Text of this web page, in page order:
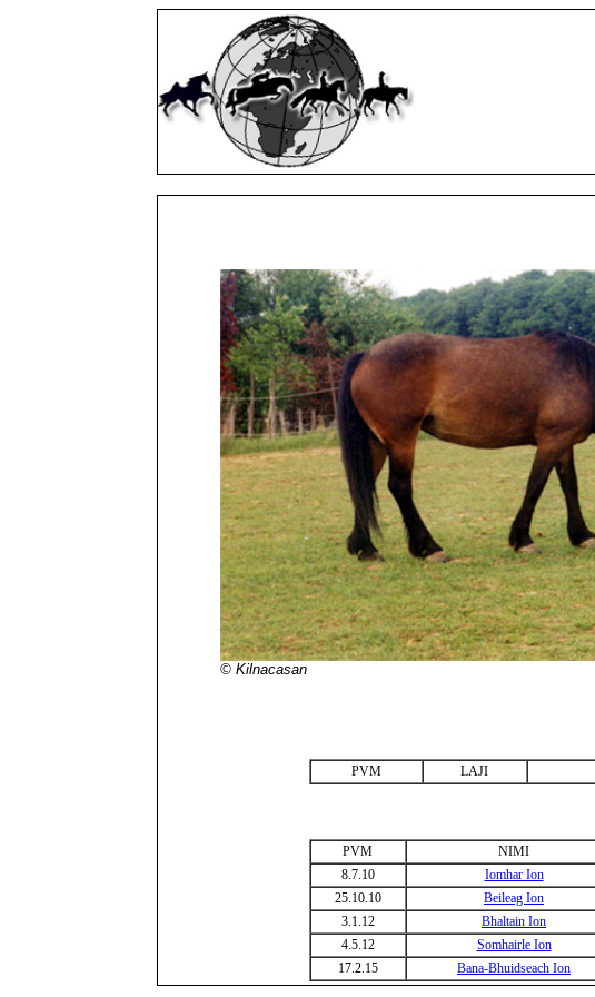
© Kilnacasan
PVM LAJI
PVM NIMI
8.7.10
Iomhar Ion
25.10.10
Beileag Ion
3.1.12
Bhaltain Ion
4.5.12
Somhairle Ion
17.2.15
Bana-Bhuidseach Ion